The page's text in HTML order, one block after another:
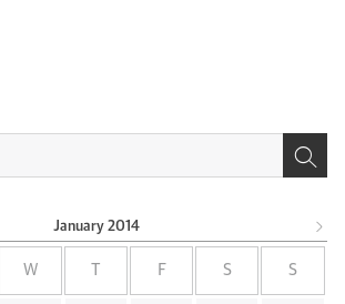
January 2014
W F S S